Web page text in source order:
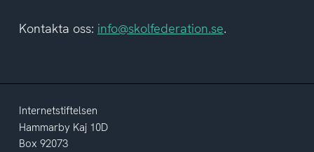
Kontakta oss: info@skolfederation.se.
Internetstiftelsen
Hammarby Kaj 10D
Box 92073